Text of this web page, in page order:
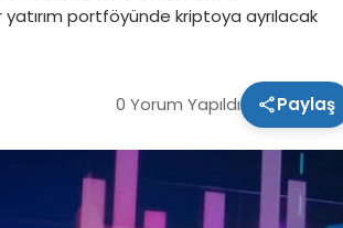
portföyünde kriptoya ayrılacak
0 Yorum Yapıldı Paylaş